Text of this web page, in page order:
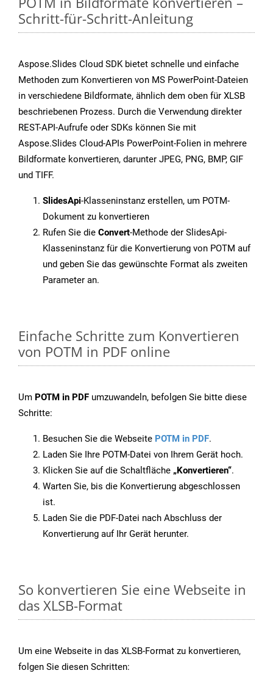
Schritt-für-Schritt-Anleitung
Aspose.Slides Cloud SDK bietet schnelle und einfache
Methoden zum Konvertieren von MS PowerPoint-Dateien
in verschiedene Bildformate, ähnlich dem oben für XLSB
beschriebenen Prozess. Durch die Verwendung direkter
REST-API-Aufrufe oder SDKs können Sie mit
Aspose.Slides Cloud-APIs PowerPoint-Folien in mehrere
Bildformate konvertieren, darunter JPEG, PNG, BMP, GIF
und TIFF.
SlidesApi-Klasseninstanz erstellen, um POTM-
Dokument zu konvertieren
Rufen Sie die Convert-Methode der SlidesApi-
Klasseninstanz für die Konvertierung von POTM auf
und geben Sie das gewünschte Format als zweiten
Parameter an.
Einfache Schritte zum Konvertieren
von POTM in PDF online
Um POTM in PDF umzuwandeln, befolgen Sie bitte diese
Schritte:
Besuchen Sie die Webseite POTM in PDF.
Laden Sie Ihre POTM-Datei von Ihrem Gerät hoch.
Klicken Sie auf die Schaltfläche „Konvertieren“.
Warten Sie, bis die Konvertierung abgeschlossen
ist.
Laden Sie die PDF-Datei nach Abschluss der
Konvertierung auf Ihr Gerät herunter.
So konvertieren Sie eine Webseite in
das XLSB-Format
Um eine Webseite in das XLSB-Format zu konvertieren,
folgen Sie diesen Schritten: